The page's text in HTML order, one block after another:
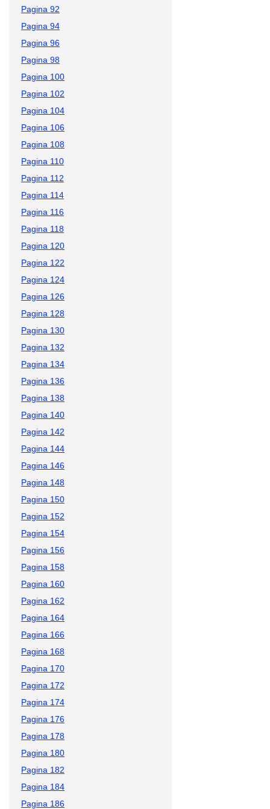
Pagina 92
Pagina 94
Pagina 96
Pagina 98
Pagina 100
Pagina 102
Pagina 104
Pagina 106
Pagina 108
Pagina 110
Pagina 112
Pagina 114
Pagina 116
Pagina 118
Pagina 120
Pagina 122
Pagina 124
Pagina 126
Pagina 128
Pagina 130
Pagina 132
Pagina 134
Pagina 136
Pagina 138
Pagina 140
Pagina 142
Pagina 144
Pagina 146
Pagina 148
Pagina 150
Pagina 152
Pagina 154
Pagina 156
Pagina 158
Pagina 160
Pagina 162
Pagina 164
Pagina 166
Pagina 168
Pagina 170
Pagina 172
Pagina 174
Pagina 176
Pagina 178
Pagina 180
Pagina 182
Pagina 184
Pagina 186